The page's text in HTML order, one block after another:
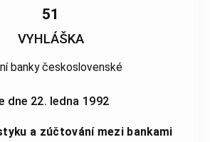
51
VYHLÁŠKA
banky československé
dne 22. ledna 1992
a zúčtování mezi bankami